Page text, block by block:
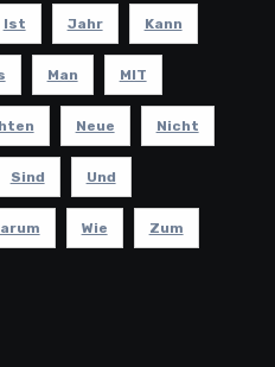
Ist Jahr Kann
Man MIT
Neue Nicht
Sind Und
Wie Zum